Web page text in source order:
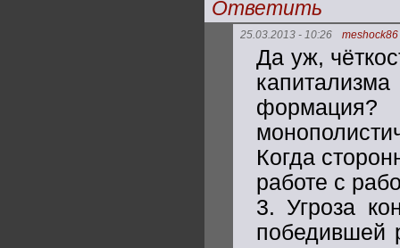
Ответить
25.03.2013 - 10:26 meshock86
Да уж,
Когда
работе с
3. Угроза
победившей